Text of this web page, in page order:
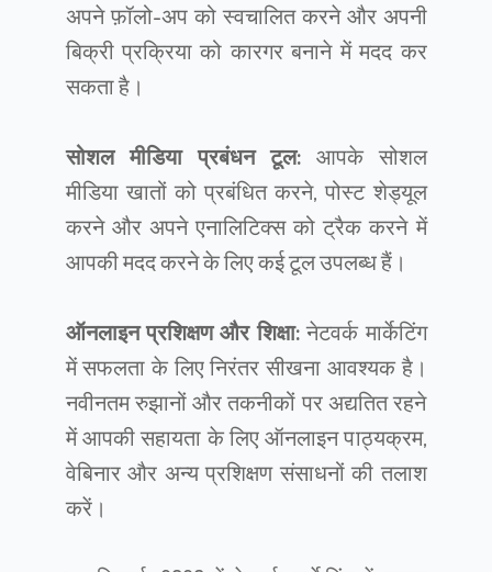
अपने फ़ॉलो-अप को स्वचालित करने और अपनी
बिक्री प्रक्रिया को कारगर बनाने में मदद कर
सकता है।
सोशल मीडिया प्रबंधन टूल:आपके सोशल
मीडिया खातों को प्रबंधित करने, पोस्ट शेड्यूल
करने और अपने एनालिटिक्स को ट्रैक करने में
आपकी मदद करने के लिए कई टूल उपलब्ध हैं।
ऑनलाइन प्रशिक्षण और शिक्षा:नेटवर्क मार्केटिंग
में सफलता के लिए निरंतर सीखना आवश्यक है।
नवीनतम रुझानों और तकनीकों पर अद्यतित रहने
में आपकी सहायता के लिए ऑनलाइन पाठ्यक्रम,
वेबिनार और अन्य प्रशिक्षण संसाधनों की तलाश
करें।